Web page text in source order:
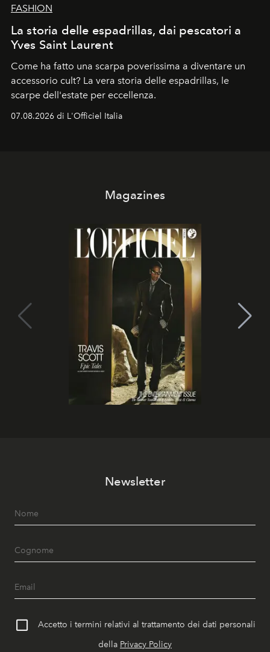
FASHION
La storia delle espadrillas, dai pescatori a
Yves Saint Laurent
Come ha fatto una scarpa poverissima a diventare un
accessorio cult? La vera storia delle espadrillas, le
scarpe dell'estate per eccellenza.
07.08.2026 di L'Officiel Italia
Magazines
Newsletter
Accetto i termini relativi al trattamento dei dati personali
della Privacy Policy